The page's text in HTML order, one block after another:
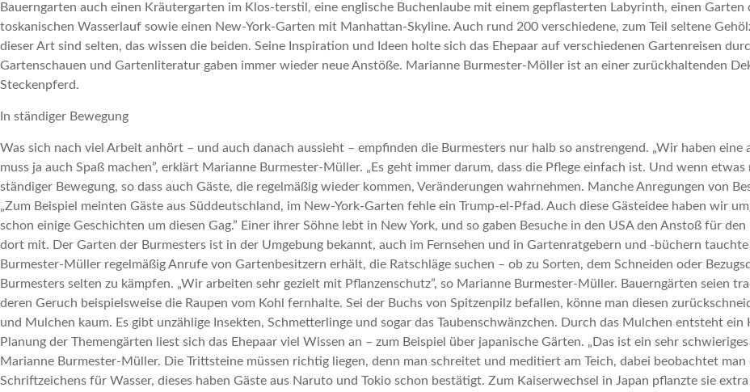
Bauerngarten auch einen Kräutergarten im Klos-terstil, eine englische Buchenlaube mit einem gepflasterten Labyrinth, einen
toskanischen Wasserlauf sowie einen New-York-Garten mit Manhattan-Skyline. Auch rund 200 verschiedene, zum Teil seltene
dieser Art sind selten, das wissen die beiden. Seine Inspiration und Ideen holte sich das Ehepaar auf verschiedenen Gartenreisen
Gartenschauen und Gartenliteratur gaben immer wieder neue Anstöße. Marianne Burmester-Möller ist an einer zurückhaltenden
Steckenpferd.
In ständiger Bewegung
Was sich nach viel Arbeit anhört – und auch danach aussieht – empfinden die Burmesters nur halb so anstrengend. „Wir haben
muss ja auch Spaß machen”, erklärt Marianne Burmester-Müller. „Es geht immer darum, dass die Pflege einfach ist. Und wenn
ständiger Bewegung, so dass auch Gäste, die regelmäßig wieder kommen, Veränderungen wahrnehmen. Manche Anregungen von
„Zum Beispiel meinten Gäste aus Süddeutschland, im New-York-Garten fehle ein Trump-el-Pfad. Auch diese Gästeidee haben wir
schon einige Geschichten um diesen Gag.” Einer ihrer Söhne lebt in New York, und so gaben Besuche in den USA den Anstoß für
dort mit. Der Garten der Burmesters ist in der Umgebung bekannt, auch im Fernsehen und in Gartenratgebern und -büchern
Burmester-Müller regelmäßig Anrufe von Gartenbesitzern erhält, die Ratschläge suchen – ob zu Sorten, dem Schneiden oder
Burmesters selten zu kämpfen. „Wir arbeiten sehr gezielt mit Pflanzenschutz”, so Marianne Burmester-Müller. Bauerngärten seien
deren Geruch beispielsweise die Raupen vom Kohl fernhalte. Sei der Buchs von Spitzenpilz befallen, könne man diesen
und Mulchen kaum. Es gibt unzählige Insekten, Schmetterlinge und sogar das Taubenschwänzchen. Durch das Mulchen entsteht
Planung der Themengärten liest sich das Ehepaar viel Wissen an – zum Beispiel über japanische Gärten. „Das ist ein sehr
Marianne Burmester-Müller. Die Trittsteine müssen richtig liegen, denn man schreitet und meditiert am Teich, dabei beobachtet man
Schriftzeichens für Wasser, dieses haben Gäste aus Naruto und Tokio schon bestätigt. Zum Kaiserwechsel in Japan pflanzte sie